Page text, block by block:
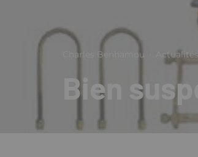
Charles Benhamou Actualités
Bien